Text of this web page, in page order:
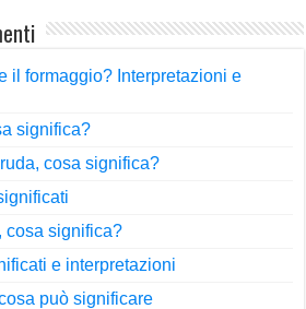
il formaggio? Interpretazioni e
significa?
cosa significa?
cosa significa?
e interpretazioni
può significare